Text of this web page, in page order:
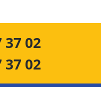
37 02
37 02